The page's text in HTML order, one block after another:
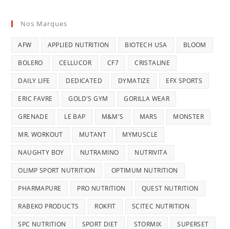
Nos Marques
AFW APPLIED NUTRITION BIOTECH USA BLOOM
BOLERO CELLUCOR CF7 CRISTALINE
DAILY LIFE DEDICATED DYMATIZE EFX SPORTS
ERIC FAVRE GOLD'S GYM GORILLA WEAR
GRENADE LE BAP M&M'S MARS MONSTER
MR. WORKOUT MUTANT MYMUSCLE
NAUGHTY BOY NUTRAMINO NUTRIVITA
OLIMP SPORT NUTRITION OPTIMUM NUTRITION
PHARMAPURE PRO NUTRITION QUEST NUTRITION
RABEKO PRODUCTS ROKFIT SCITEC NUTRITION
SPC NUTRITION SPORT DIET STORMIX SUPERSET